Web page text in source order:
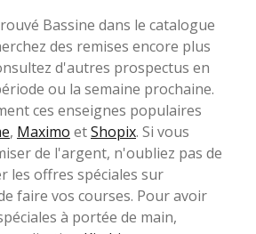
Bassine dans le catalogue
des remises encore plus
d'autres prospectus en
ou la semaine prochaine.
ces enseignes populaires
, Maximo etShopix. Si vous
de l'argent, n'oubliez pas de
les offres spéciales sur
faire vos courses. Pour avoir
à portée de main,